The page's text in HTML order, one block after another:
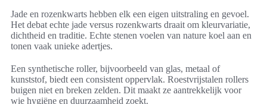
Jade en rozenkwarts hebben elk een eigen uitstraling en gevoel.
Het debat echte jade versus rozenkwarts draait om kleurvariatie,
dichtheid en traditie. Echte stenen voelen van nature koel aan en
tonen vaak unieke adertjes.
Een synthetische roller, bijvoorbeeld van glas, metaal of
kunststof, biedt een consistent oppervlak. Roestvrijstalen rollers
buigen niet en breken zelden. Dit maakt ze aantrekkelijk voor
wie hygiëne en duurzaamheid zoekt.